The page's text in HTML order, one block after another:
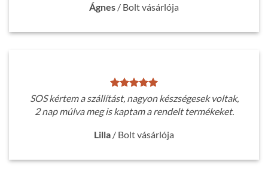
Ágnes / Bolt vásárlója
SOS kértem a szállítást, nagyon készségesek voltak,
2 nap múlva meg is kaptam a rendelt termékeket.
Lilla / Bolt vásárlója